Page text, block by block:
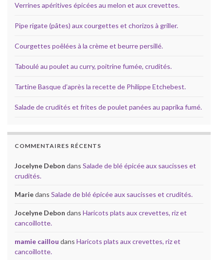
Verrines apéritives épicées au melon et aux crevettes.
Pipe rigate (pâtes) aux courgettes et chorizos à griller.
Courgettes poêlées à la crème et beurre persillé.
Taboulé au poulet au curry, poitrine fumée, crudités.
Tartine Basque d’après la recette de Philippe Etchebest.
Salade de crudités et frites de poulet panées au paprika fumé.
COMMENTAIRES RÉCENTS
Jocelyne Debon dans Salade de blé épicée aux saucisses et
crudités.
Mariedans Salade de blé épicée aux saucisses et crudités.
Jocelyne Debon dans Haricots plats aux crevettes, riz et
cancoillotte.
mamie caillou dans Haricots plats aux crevettes, riz et
cancoillotte.